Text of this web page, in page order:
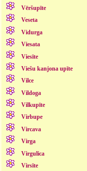
Vēršupīte
Veseta
Vidurga
Viesata
Viesīte
Viešu kanjona upīte
Vilce
Vildoga
Vilkupīte
Virbupe
Vircava
Virga
Virgulica
Virsīte